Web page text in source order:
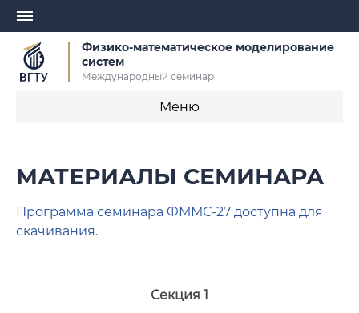
Физико-математическое моделирование
систем
Международный семинар
Меню
Оргкомитет
Правила уплаты оргвзноса
МАТЕРИАЛЫ СЕМИНАРА
Программа семинара ФММС-27 доступна для
скачивания.
Секция 1